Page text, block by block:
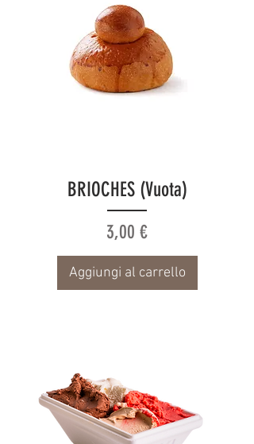
BRIOCHES (Vuota)
Prezzo
3,00 €
Aggiungi al carrello